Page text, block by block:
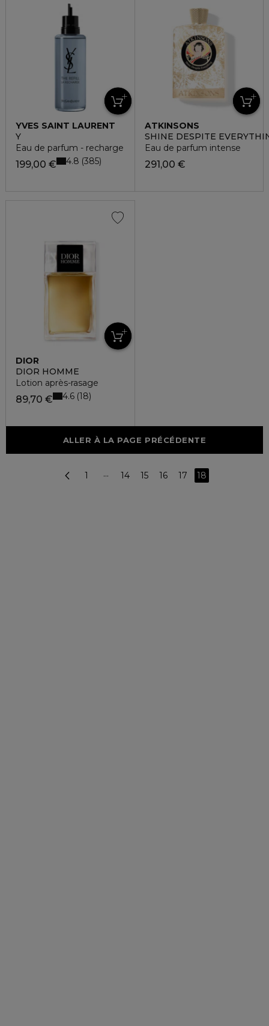
YVES SAINT LAURENT
Y
Eau de parfum - recharge
199,00 € 4.8 385
ATKINSONS
SHINE DESPITE
Eau de parfum intense
291,00 €
DIOR
DIOR HOMME
Lotion après-rasage
89,70 € 4.6 18
ALLER À LA PAGE PRÉCÉDENTE
1 ··· 14 15 16 17 18